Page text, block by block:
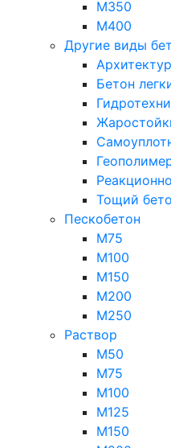
М350
М400
Другие виды
Бетон
Тощий
Пескобетон
М75
М100
М150
М200
М250
Раствор
М50
М75
М100
М125
М150